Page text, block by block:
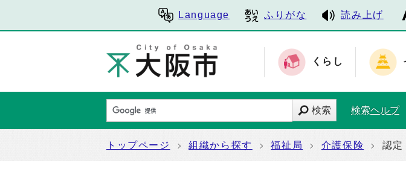
Language ふりがな 読み上げ
くらし
検索 検索ヘルプ
トップページ 組織から探す 福祉局 介護保険 認定